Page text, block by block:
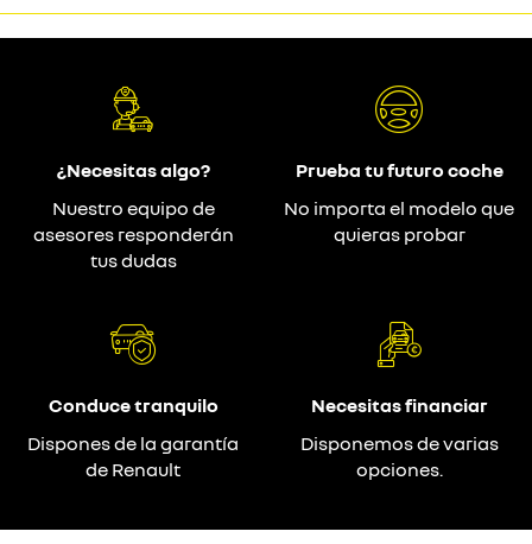
¿Necesitas algo?
Nuestro equipo de
asesores responderán
tus dudas
Prueba tu futuro coche
No importa el modelo que
quieras probar
Conduce tranquilo
Dispones de la garantía
de Renault
Necesitas financiar
Disponemos de varias
opciones.